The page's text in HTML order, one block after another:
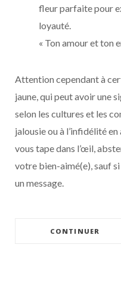
fleur parfaite pour
loyauté.
« Ton amour et ton
Attention cependant à
jaune, qui peut avoir une
selon les cultures et les
jalousie ou à l’infidélité
vous tape dans l’œil,
votre bien-aimé(e), sauf
un message.
CONTINUER